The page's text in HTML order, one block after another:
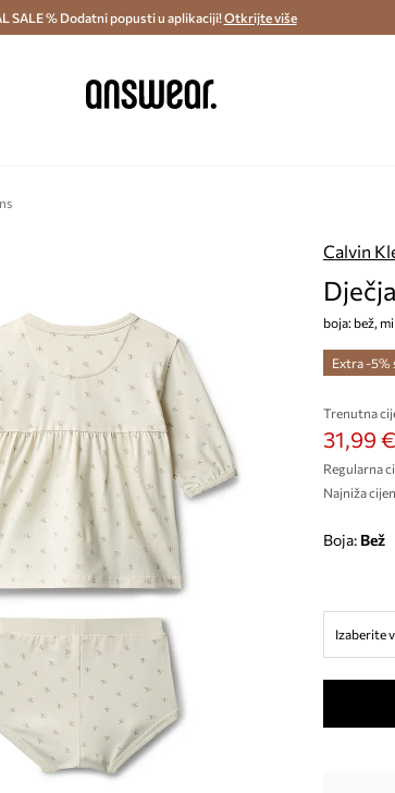
70€) > Dostava u roku 48 sati >
SALE % Dodatni popusti u aplikaciji!Otkrijte više
Calvin
boja: bež,
Extra -5%
Trenutna
31,99 €
Regularna
Najniža
Boja: bež
Izaberite